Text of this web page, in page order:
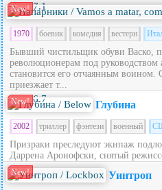
New! 7.1
1970 боевик комедия вестерн
Бывший чистильщик обуви Васко,
революционерам под руководством
становится его отчаянным воином.
приезжает т...
New! 6.7 Глубина
2002 триллер фэнтези военный
Призраки преследуют экипаж
Даррена Аронофски, снятый
New! Уинтроп